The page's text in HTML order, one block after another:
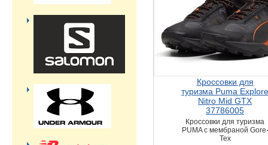
Кроссовки для
туризма Puma
Nitro Mid GTX
37786005
Кроссовки для туризма
PUMA с мембраной Gore-
Tex